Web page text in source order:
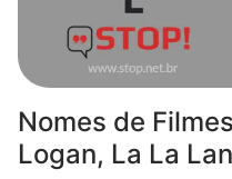
Nomes de
Logan, La La